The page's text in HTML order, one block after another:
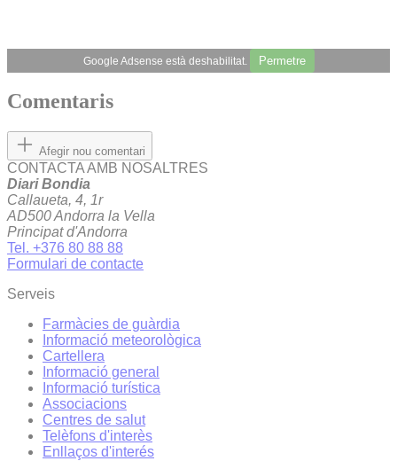
Google Adsense està deshabilitat. Permetre
Comentaris
Afegir nou comentari
CONTACTA AMB NOSALTRES
Diari Bondia
Callaueta, 4, 1r
AD500 Andorra la Vella
Principat d'Andorra
Tel. +376 80 88 88
Formulari de contacte
Serveis
Farmàcies de guàrdia
Informació meteorològica
Cartellera
Informació general
Informació turística
Associacions
Centres de salut
Telèfons d'interès
Enllaços d'interés